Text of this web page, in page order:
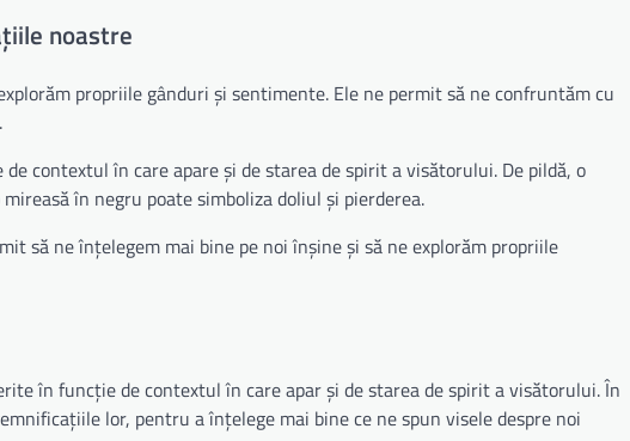
noastre
propriile gânduri și sentimente. Ele ne permit să ne confruntăm cu
contextul în care apare și de starea de spirit a visătorului. De pildă, o
în negru poate simboliza doliul și pierderea.
să ne înțelegem mai bine pe noi înșine și să ne explorăm propriile
în funcție de contextul în care apar și de starea de spirit a visătorului. În
lor, pentru a înțelege mai bine ce ne spun visele despre noi